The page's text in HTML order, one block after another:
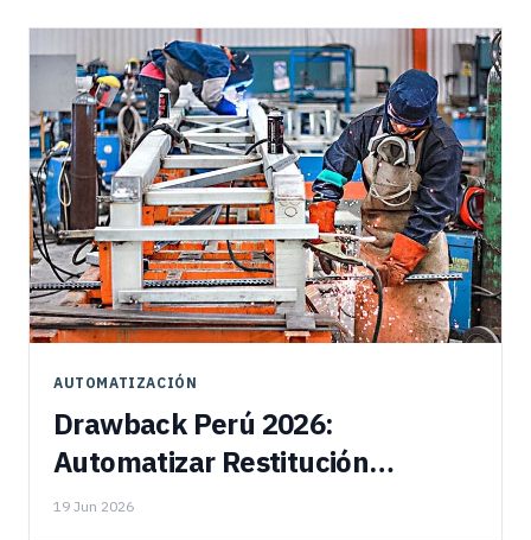
AUTOMATIZACIÓN
Drawback Perú 2026:
Automatizar Restitución
Aduanera
19 Jun 2026